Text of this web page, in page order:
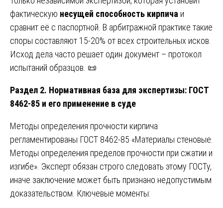
фактическую несущей способность кирпича и
сравнит её с паспортной. В арбитражной практике такие
споры составляют 15-20% от всех строительных исков.
Исход дела часто решает один документ – протокол
испытаний образцов. 📜
Раздел 2. Нормативная база для экспертизы: ГОСТ
8462-85 и его применение в суде
Методы определения прочности кирпича
регламентированы ГОСТ 8462-85 «Материалы стеновые.
Методы определения пределов прочности при сжатии и
изгибе». Эксперт обязан строго следовать этому ГОСТу,
иначе заключение может быть признано недопустимым
доказательством. Ключевые моменты: